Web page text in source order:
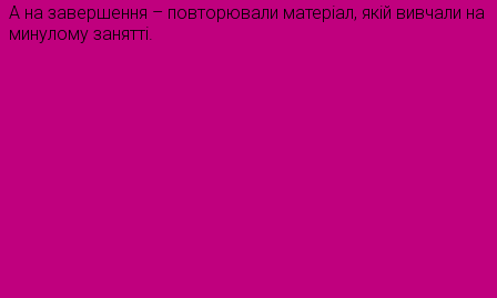
А на завершення – повторювали матеріал, якій вивчали на
минулому занятті.